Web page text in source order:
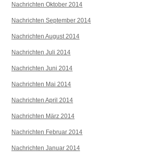
Nachrichten Oktober 2014
Nachrichten September 2014
Nachrichten August 2014
Nachrichten Juli 2014
Nachrichten Juni 2014
Nachrichten Mai 2014
Nachrichten April 2014
Nachrichten März 2014
Nachrichten Februar 2014
Nachrichten Januar 2014